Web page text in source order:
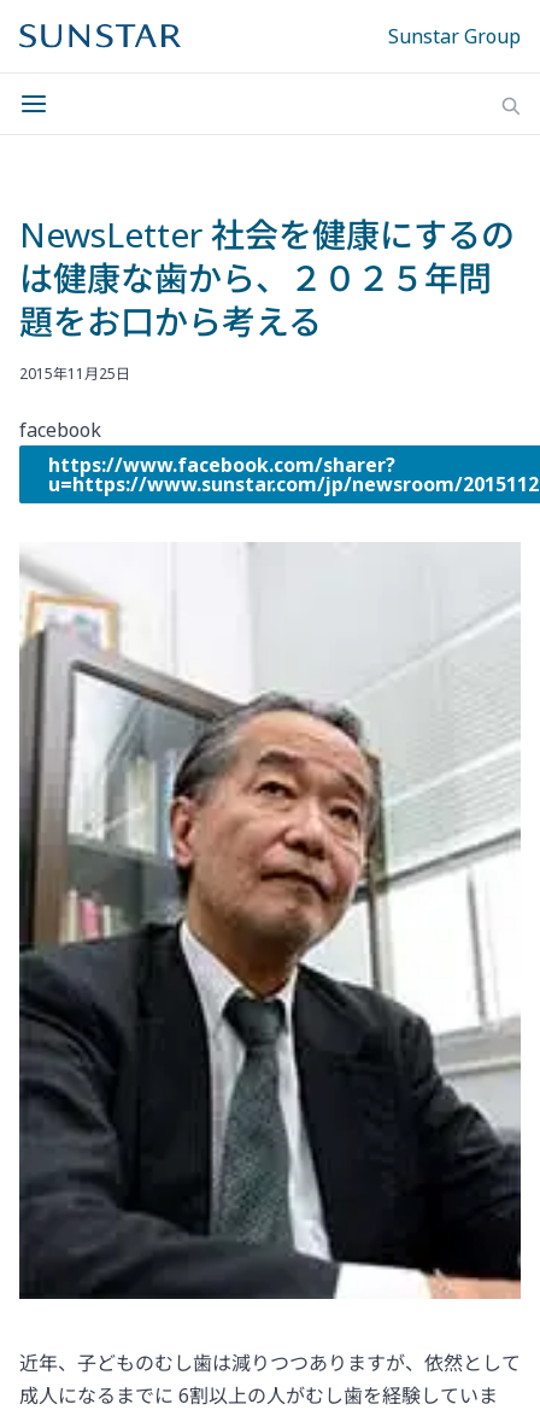
Sunstar Group
NewsLetter 社会を健康にするの
は健康な歯から、２０２５年問
題をお口から考える
2015年11月25日
facebook
https://www.facebook.com/sharer?
u=https://www.sunstar.com/jp/newsroom/
近年、子どものむし歯は減りつつありますが、依然として
成人になるまでに 6割以上の人がむし歯を経験していま